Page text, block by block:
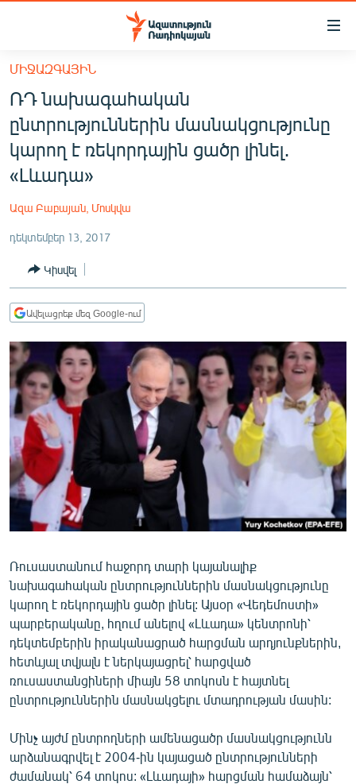
Մատչելիության
հիմնական
բովանդակությանը
Անցնել
հիմնական
մենյուին
Որոնում
ՀԱՅԱՍՏԱՆ
ՔԱՂԱՔԱԿԱՆ
ԸՆՏՐՈՒԹՅՈՒՆՆԵՐ 2026
ՊԱՏԵՐԱԶՄԻ 6 ՇԱԲԱԹՆԵՐԸ
ՏԱՐԱԾԱՇՐՋԱՆ
ՄԻՋԱԶԳԱՅԻՆ
ՄՇԱԿՈՒՅԹ
ՍՊՈՐՏ
ՄԵԿՆԱԲԱՆՈՒԹՅՈՒՆ
ՏՏ ԵՒ ԻՆՏԵՐՆԵՏ
ԿՈՐՈՆԱՎԻՐՈՒՍ
ՏԵՍԱՆՅՈՒԹԵՐ
ԲԱՆԱՎԵՃ
ՁԳՏԵԼՈՎ ԼԱՎԱԳՈՒՅՆԻՆ
ՓՈԴՔԱՍԹ
Հայերեն
Русский
ՄԻՋԱԶԳԱՅԻՆ
ՌԴ նախագահական
ընտրություններին մասնակցությունը
կարող է ռեկորդային ցածր լինել․
«Լևադա»
Ազա Բաբայան, Մոսկվա
դեկտեմբեր 13, 2017
Կիսվել
Ավելացրեք մեզ Google-ում
Ռուսաստանում հաջորդ տարի կայանալիք
նախագահական ընտրություններին մասնակցությունը
կարող է ռեկորդային ցածր լինել: Այսօր «Վեդեմոստի»
պարբերականը, հղում անելով «Լևադա» կենտրոնի՝
դեկտեմբերին իրականացրած հարցման արդյունքներին,
հետևյալ տվյալն է ներկայացրել՝ հարցված
ռուսաստանցիների միայն 58 տոկոսն է հայտնել
ընտրություններին մասնակցելու մտադրության մասին:
Մինչ այժմ ընտրողների ամենացածր մասնակցությունն
արձանագրվել է 2004-ին կայացած ընտրությունների
ժամանակ՝ 64 տոկոս: «Լևադայի» հարցման համաձայն՝